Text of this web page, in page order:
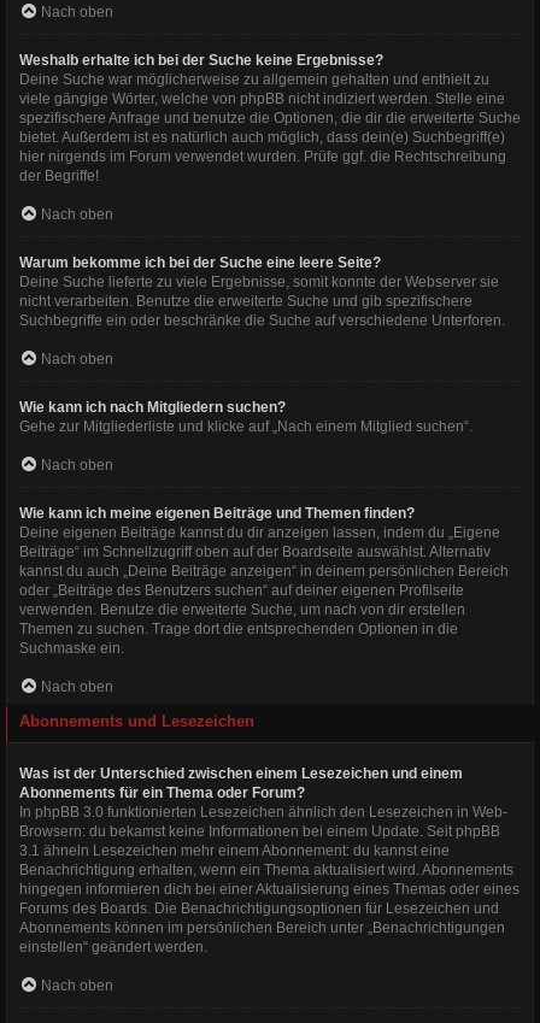
Nach oben
Weshalb erhalte ich bei der Suche keine Ergebnisse?
Deine Suche war möglicherweise zu allgemein gehalten und enthielt zu
viele gängige Wörter, welche von phpBB nicht indiziert werden. Stelle eine
spezifischere Anfrage und benutze die Optionen, die dir die erweiterte Suche
bietet. Außerdem ist es natürlich auch möglich, dass dein(e) Suchbegriff(e)
hier nirgends im Forum verwendet wurden. Prüfe ggf. die Rechtschreibung
der Begriffe!
Nach oben
Warum bekomme ich bei der Suche eine leere Seite?
Deine Suche lieferte zu viele Ergebnisse, somit konnte der Webserver sie
nicht verarbeiten. Benutze die erweiterte Suche und gib spezifischere
Suchbegriffe ein oder beschränke die Suche auf verschiedene Unterforen.
Nach oben
Wie kann ich nach Mitgliedern suchen?
Gehe zur Mitgliederliste und klicke auf „Nach einem Mitglied suchen“.
Nach oben
Wie kann ich meine eigenen Beiträge und Themen finden?
Deine eigenen Beiträge kannst du dir anzeigen lassen, indem du „Eigene
Beiträge“ im Schnellzugriff oben auf der Boardseite auswählst. Alternativ
kannst du auch „Deine Beiträge anzeigen“ in deinem persönlichen Bereich
oder „Beiträge des Benutzers suchen“ auf deiner eigenen Profilseite
verwenden. Benutze die erweiterte Suche, um nach von dir erstellen
Themen zu suchen. Trage dort die entsprechenden Optionen in die
Suchmaske ein.
Nach oben
Abonnements und Lesezeichen
Was ist der Unterschied zwischen einem Lesezeichen und einem
Abonnements für ein Thema oder Forum?
In phpBB 3.0 funktionierten Lesezeichen ähnlich den Lesezeichen in Web-
Browsern: du bekamst keine Informationen bei einem Update. Seit phpBB
3.1 ähneln Lesezeichen mehr einem Abonnement: du kannst eine
Benachrichtigung erhalten, wenn ein Thema aktualisiert wird. Abonnements
hingegen informieren dich bei einer Aktualisierung eines Themas oder eines
Forums des Boards. Die Benachrichtigungsoptionen für Lesezeichen und
Abonnements können im persönlichen Bereich unter „Benachrichtigungen
einstellen“ geändert werden.
Nach oben